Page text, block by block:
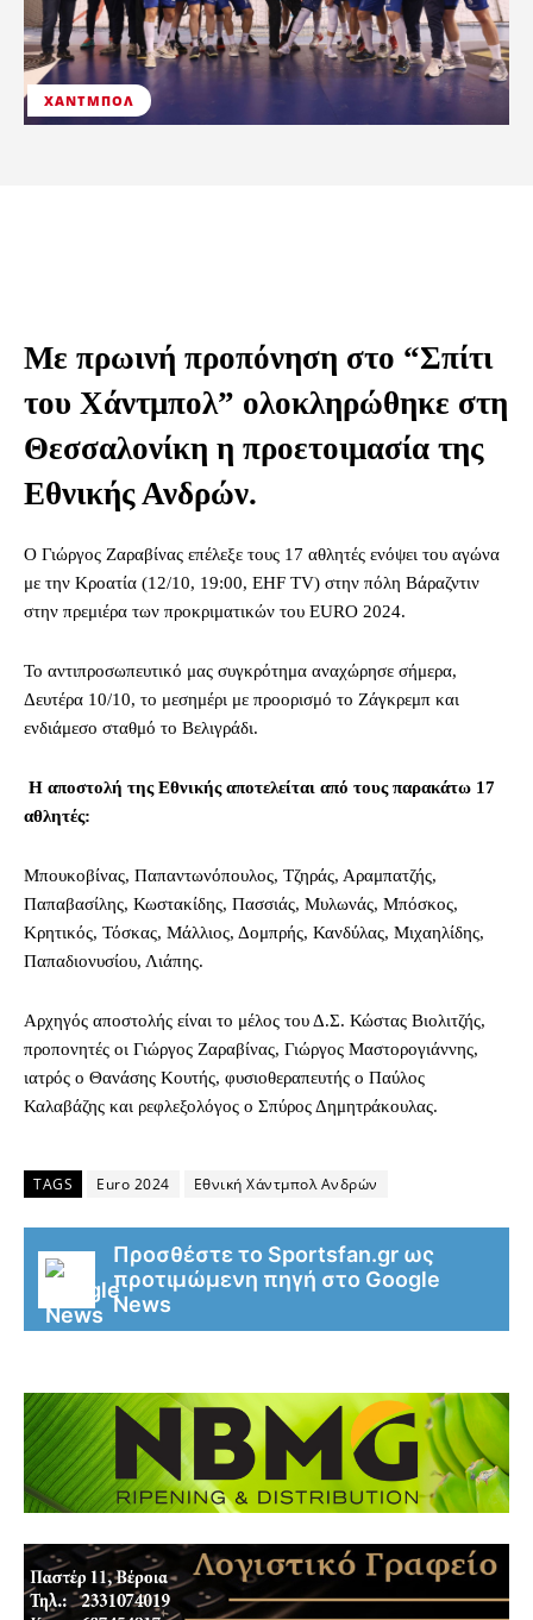
ΧΆΝΤΜΠΟΛ
Με πρωινή προπόνηση στο “Σπίτι
του Χάντμπολ” ολοκληρώθηκε στη
Θεσσαλονίκη η προετοιμασία της
Εθνικής Ανδρών.
Ο Γιώργος Ζαραβίνας επέλεξε τους 17 αθλητές ενόψει του αγώνα
με την Κροατία (12/10, 19:00, EHF TV) στην πόλη Βάραζντιν
στην πρεμιέρα των προκριματικών του ΕURO 2024.
Το αντιπροσωπευτικό μας συγκρότημα αναχώρησε σήμερα,
Δευτέρα 10/10, το μεσημέρι με προορισμό το Ζάγκρεμπ και
ενδιάμεσο σταθμό το Βελιγράδι.
Η αποστολή της Εθνικής αποτελείται από τους παρακάτω 17
αθλητές:
Μπουκοβίνας, Παπαντωνόπουλος, Τζηράς, Αραμπατζής,
Παπαβασίλης, Κωστακίδης, Πασσιάς, Μυλωνάς, Μπόσκος,
Κρητικός, Τόσκας, Μάλλιος, Δομπρής, Κανδύλας, Μιχαηλίδης,
Παπαδιονυσίου, Λιάπης.
Αρχηγός αποστολής είναι το μέλος του Δ.Σ. Κώστας Βιολιτζής,
προπονητές οι Γιώργος Ζαραβίνας, Γιώργος Μαστορογιάννης,
ιατρός ο Θανάσης Κουτής, φυσιοθεραπευτής ο Παύλος
Καλαβάζης και ρεφλεξολόγος ο Σπύρος Δημητράκουλας.
TAGS Euro 2024 Εθνική Χάντμπολ Ανδρών
Προσθέστε το Sportsfan.gr ως
προτιμώμενη πηγή στο Google
News